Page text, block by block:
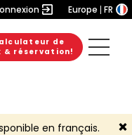
Europe FR
de
& réservation!
en français.